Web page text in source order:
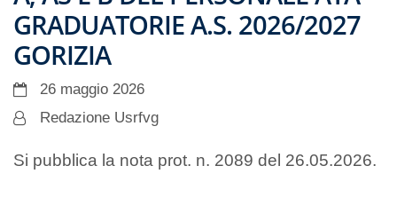
GRADUATORIE A.S. 2026/2027
GORIZIA
26 maggio 2026
Redazione Usrfvg
Si pubblica la nota prot. n. 2089 del 26.05.2026.